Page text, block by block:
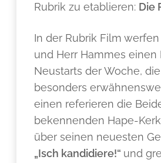
Rubrik zu etablieren: Die
In der Rubrik Film
und Herr Hammes einen
Neustarts der Woche,
besonders
einen referieren die
bekennenden Hape-
über seinen neuesten
„Isch kandidiere!“ und